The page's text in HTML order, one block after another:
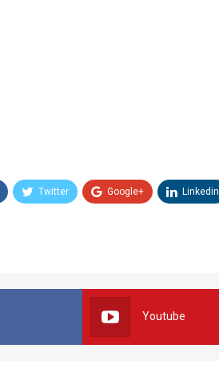
Twitter Google+ Linkedin
Youtube